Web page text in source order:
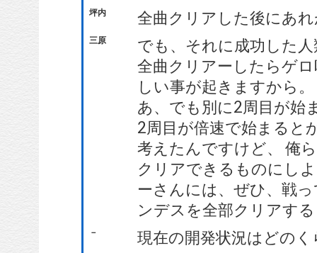
坪内 全曲クリアした後にあ
三原
でも、それに成功した
全曲クリアーしたらゲ
しい事が起きますから
あ、でも別に2周目が始
2周目が倍速で始まると
考えたんですけど、 俺
クリアできるものにし
ーさんには、ぜひ、戦
ンデスを全部クリアす
－ 現在の開発状況はどの